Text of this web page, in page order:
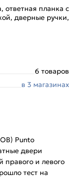
ответная планка с
дверные ручки,
инструкция по
Китай
6 товаров
в 3 магазинах
Punto
двери
и левого
тест на